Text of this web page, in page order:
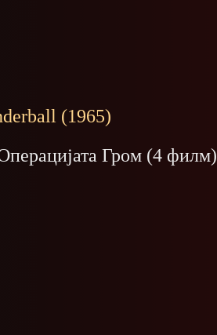
(1965)
Гром (4 филм)